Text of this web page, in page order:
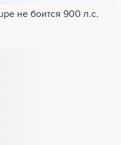
не боится 900 л.с.